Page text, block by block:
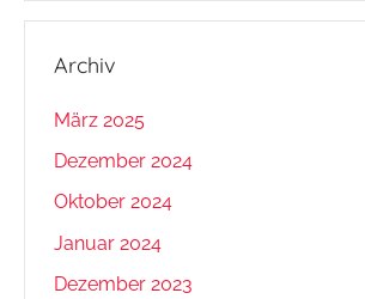
Archiv
März 2025
Dezember 2024
Oktober 2024
Januar 2024
Dezember 2023